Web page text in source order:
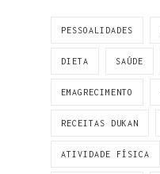
PESSOALIDADES
DIETA SAÚDE
EMAGRECIMENTO
RECEITAS DUKAN
ATIVIDADE FÍSICA